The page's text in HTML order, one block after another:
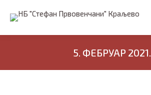
5. ФЕБРУАР 2021.